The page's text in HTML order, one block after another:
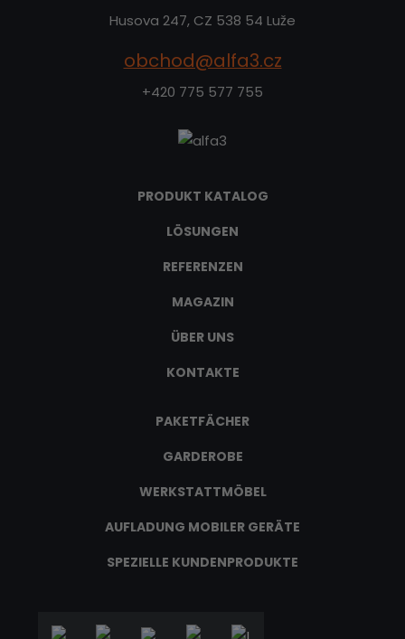
Husova 247, CZ 538 54 Luže
obchod@alfa3.cz
+420 775 577 755
PRODUKT KATALOG
LÖSUNGEN
REFERENZEN
MAGAZIN
ÜBER UNS
KONTAKTE
PAKETFÄCHER
GARDEROBE
WERKSTATTMÖBEL
AUFLADUNG MOBILER GERÄTE
SPEZIELLE KUNDENPRODUKTE